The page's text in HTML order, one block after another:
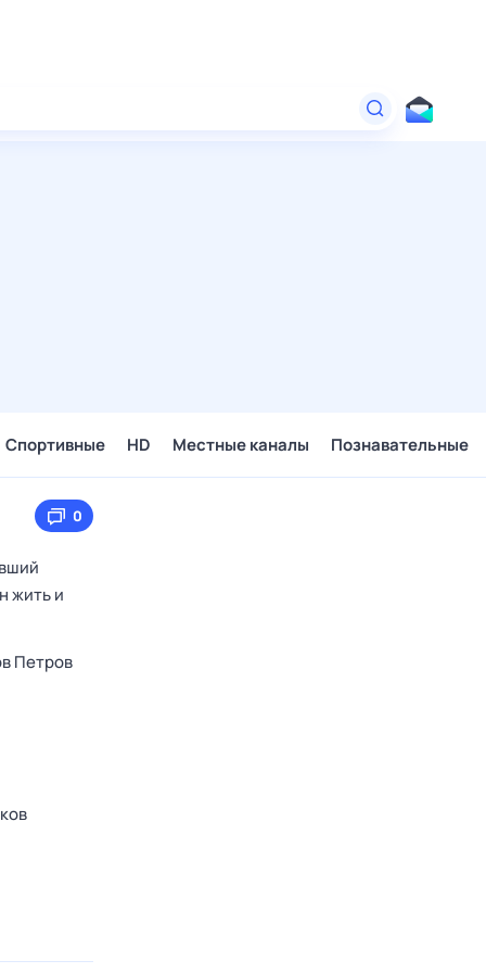
Спортивные HD Местные каналы Познавательные
0
жить и
Петров